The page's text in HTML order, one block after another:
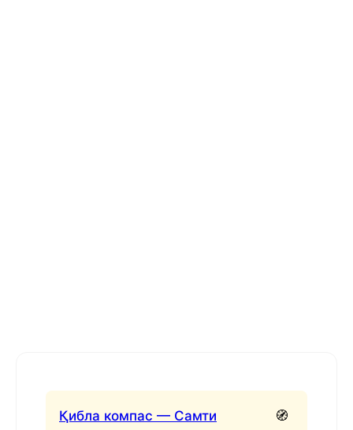
Қибла компас — Самти
🧭